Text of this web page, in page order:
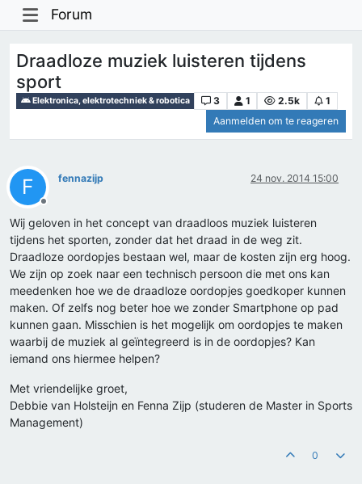
Forum
Draadloze muziek luisteren tijdens
sport
Elektronica, elektrotechniek & robotica 3 1 2.5k
1
Aanmelden om te reageren
F
Offline
fennazijp 24 nov. 2014 15:00
Wij geloven in het concept van draadloos muziek luisteren
tijdens het sporten, zonder dat het draad in de weg zit.
Draadloze oordopjes bestaan wel, maar de kosten zijn erg hoog.
We zijn op zoek naar een technisch persoon die met ons kan
meedenken hoe we de draadloze oordopjes goedkoper kunnen
maken. Of zelfs nog beter hoe we zonder Smartphone op pad
kunnen gaan. Misschien is het mogelijk om oordopjes te maken
waarbij de muziek al geïntegreerd is in de oordopjes? Kan
iemand ons hiermee helpen?
Met vriendelijke groet,
Debbie van Holsteijn en Fenna Zijp (studeren de Master in Sports
Management)
0